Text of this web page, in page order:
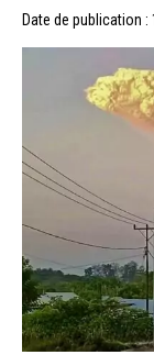
Date de publication